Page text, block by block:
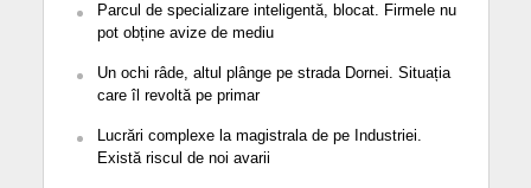
Parcul de specializare inteligentă, blocat. Firmele nu
pot obține avize de mediu
Un ochi râde, altul plânge pe strada Dornei. Situația
care îl revoltă pe primar
Lucrări complexe la magistrala de pe Industriei.
Există riscul de noi avarii